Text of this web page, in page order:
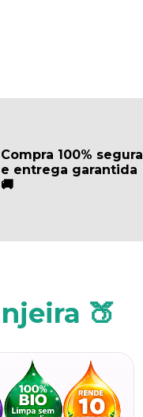
Compra 100% segura
e entrega garantida
🚚
🍑